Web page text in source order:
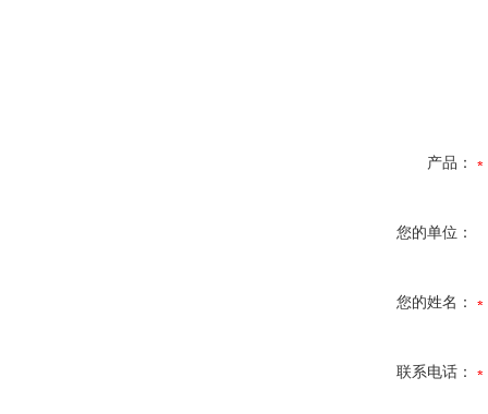
产品：
您的单位：
您的姓名：
联系电话：